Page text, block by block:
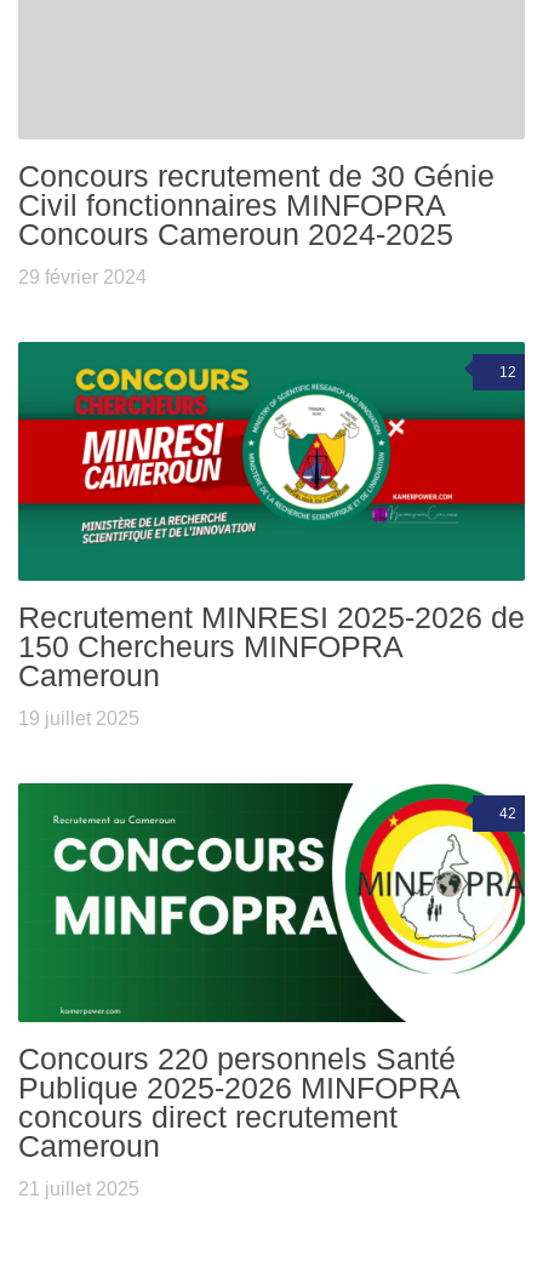
Concours recrutement de 30 Génie
Civil fonctionnaires MINFOPRA
Concours Cameroun 2024-2025
29 février 2024
12
Recrutement MINRESI 2025-2026 de
150 Chercheurs MINFOPRA
Cameroun
19 juillet 2025
42
Concours 220 personnels Santé
Publique 2025-2026 MINFOPRA
concours direct recrutement
Cameroun
21 juillet 2025